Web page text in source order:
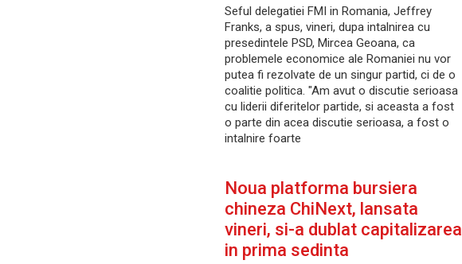
Seful delegatiei FMI in Romania, Jeffrey
Franks, a spus, vineri, dupa intalnirea cu
presedintele PSD, Mircea Geoana, ca
problemele economice ale Romaniei nu vor
putea fi rezolvate de un singur partid, ci de o
coalitie politica. "Am avut o discutie serioasa
cu liderii diferitelor partide, si aceasta a fost
o parte din acea discutie serioasa, a fost o
intalnire foarte
Noua platforma bursiera
chineza ChiNext, lansata
vineri, si-a dublat capitalizarea
in prima sedinta